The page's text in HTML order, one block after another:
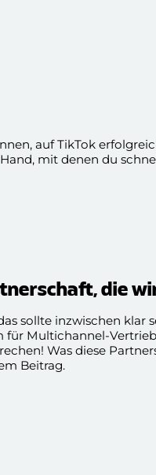
auf TikTok
mit denen du
die
sollte inzwischen klar
für Multichannel-
Was diese
Beitrag.